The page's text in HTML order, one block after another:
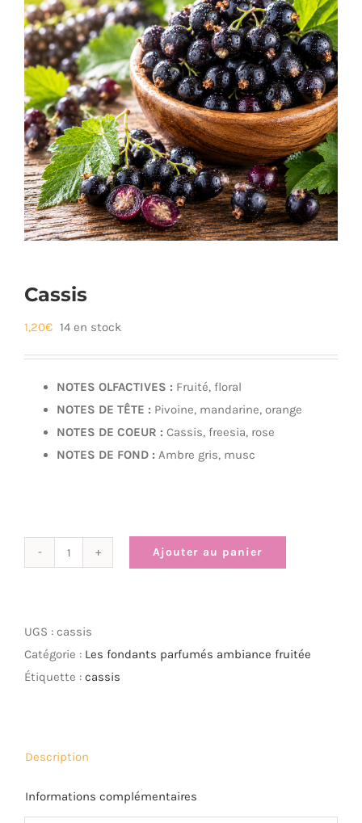
Cassis
1,20€ 14 en stock
NOTES OLFACTIVES : Fruité, floral
NOTES DE TÊTE : Pivoine, mandarine, orange
NOTES DE COEUR : Cassis, freesia, rose
NOTES DE FOND : Ambre gris, musc
Ajouter au panier
UGS : cassis
Catégorie : Les fondants parfumés ambiance fruitée
Étiquette : cassis
Description
Informations complémentaires